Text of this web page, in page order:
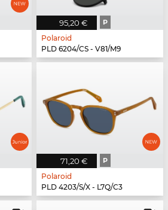
95,20 € P
Polaroid
PLD 6204/CS - V81/M9
71,20 € P
Polaroid
PLD 4203/S/X - L7Q/C3